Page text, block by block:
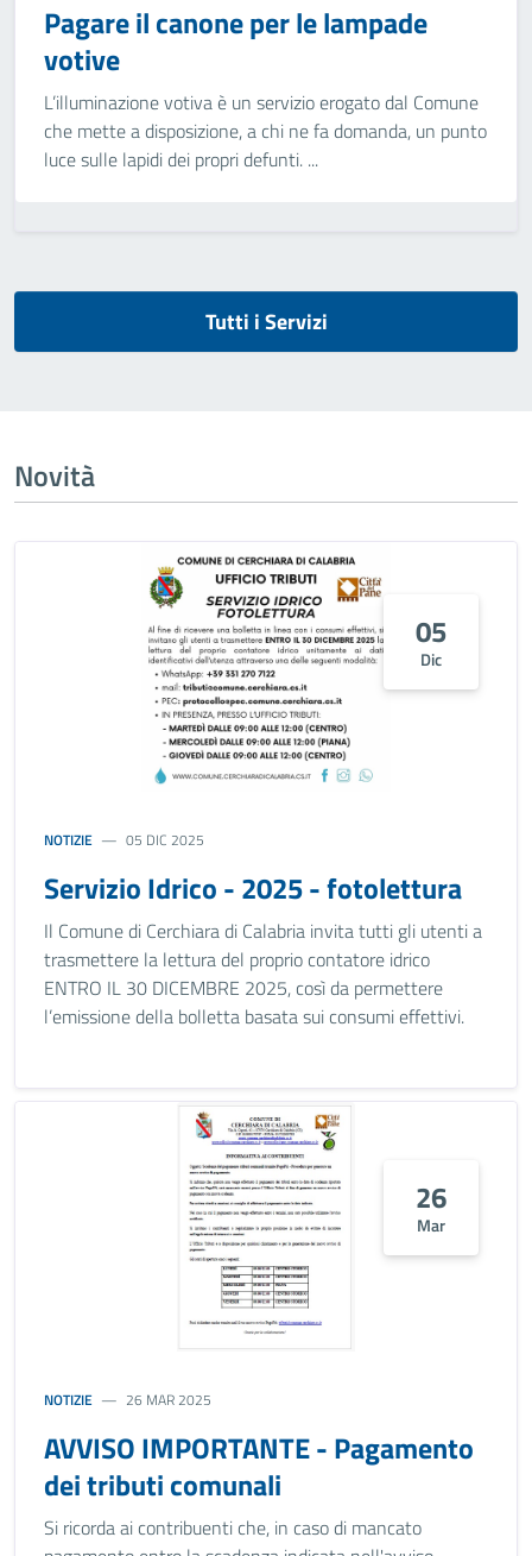
Pagare il canone per le lampade
votive
L’illuminazione votiva è un servizio erogato dal Comune
che mette a disposizione, a chi ne fa domanda, un punto
luce sulle lapidi dei propri defunti. ...
Tutti i Servizi
Novità
05
Dic
NOTIZIE 05 DIC 2025
Servizio Idrico - 2025 - fotolettura
Il Comune di Cerchiara di Calabria invita tutti gli utenti a
trasmettere la lettura del proprio contatore idrico
ENTRO IL 30 DICEMBRE 2025, così da permettere
l’emissione della bolletta basata sui consumi effettivi.
26
Mar
NOTIZIE 26 MAR 2025
AVVISO IMPORTANTE - Pagamento
dei tributi comunali
Si ricorda ai contribuenti che, in caso di mancato